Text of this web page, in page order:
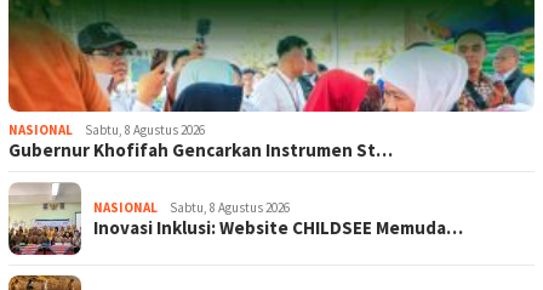
NASIONAL Sabtu, 8 Agustus 2026
Gubernur Khofifah Gencarkan Instrumen St…
NASIONAL Sabtu, 8 Agustus 2026
Inovasi Inklusi: Website CHILDSEE Memuda…